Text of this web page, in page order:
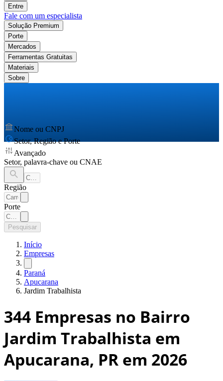
Entre
Fale com um especialista
Solução Premium
Porte
Mercados
Ferramentas Gratuitas
Materiais
Sobre
Nome ou CNPJ
Setor, Região e Porte
Avançado
Setor, palavra-chave ou CNAE
Região
Porte
Pesquisar
Início
Empresas
Paraná
Apucarana
Jardim Trabalhista
344 Empresas no Bairro
Jardim Trabalhista em
Apucarana, PR em 2026